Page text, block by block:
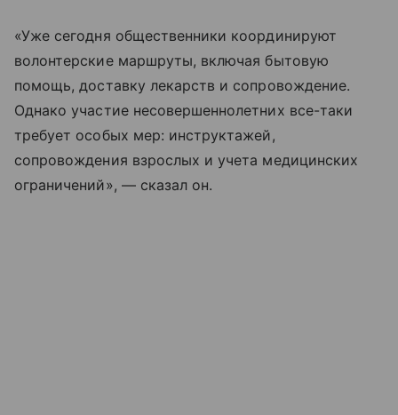
«Уже сегодня общественники координируют
волонтерские маршруты, включая бытовую
помощь, доставку лекарств и сопровождение.
Однако участие несовершеннолетних все-таки
требует особых мер: инструктажей,
сопровождения взрослых и учета медицинских
ограничений», — сказал он.